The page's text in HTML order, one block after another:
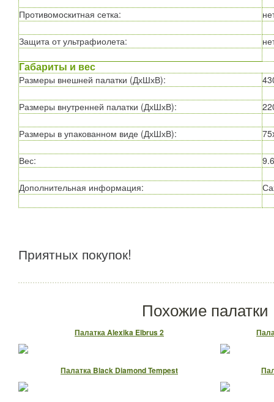
Противомоскитная сетка:
Защита от ультрафиолета:
Габариты и вес
Размеры внешней палатки (ДхШхВ):
Размеры внутренней палатки (ДхШхВ):
Размеры в упакованном виде (ДхШхВ):
Вес:
Дополнительная информация:
Приятных покупок!
Похожие палатки
Палатка Alexika Elbrus 2
Палатка Black Diamond Tempest